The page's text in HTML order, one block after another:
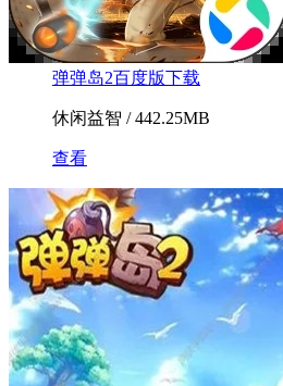
弹弹岛2百度版下载
休闲益智 / 442.25MB
查看